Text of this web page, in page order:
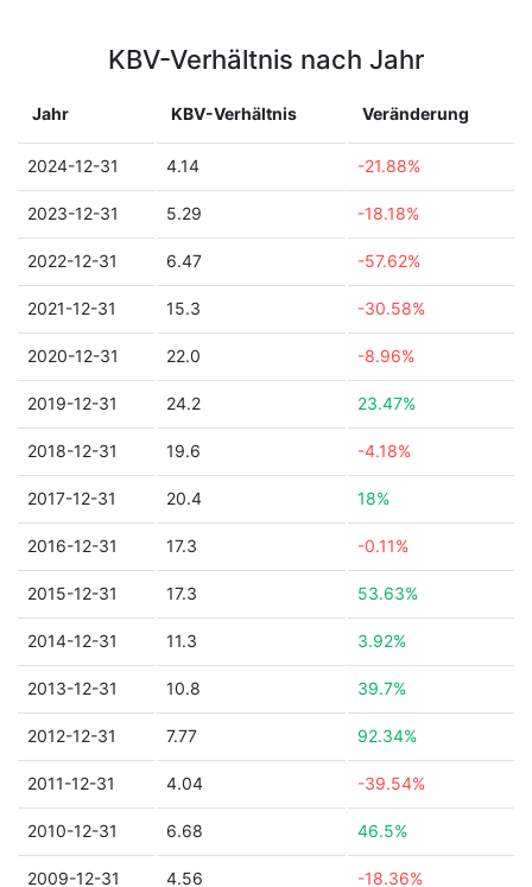
KBV-Verhältnis nach Jahr
Jahr KBV-Verhältnis Veränderung
2024-12-31 4.14 -21.88%
2023-12-31 5.29 -18.18%
2022-12-31 6.47 -57.62%
2021-12-31 15.3 -30.58%
2020-12-31 22.0 -8.96%
2019-12-31 24.2 23.47%
2018-12-31 19.6 -4.18%
2017-12-31 20.4 18%
2016-12-31 17.3 -0.11%
2015-12-31 17.3 53.63%
2014-12-31 11.3 3.92%
2013-12-31 10.8 39.7%
2012-12-31 7.77 92.34%
2011-12-31 4.04 -39.54%
2010-12-31 6.68 46.5%
2009-12-31 4.56 -18.36%